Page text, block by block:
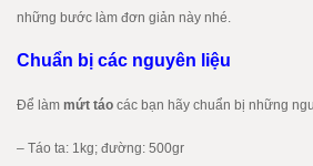
những bước làm đơn giản này nhé.
Chuẩn bị các nguyên liệu
Để làm mứt táo các bạn hãy chuẩn bị những
– Táo ta: 1kg; đường: 500gr